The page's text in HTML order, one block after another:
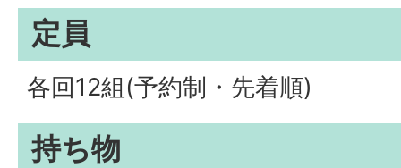
定員
各回12組(予約制・先着順)
持ち物